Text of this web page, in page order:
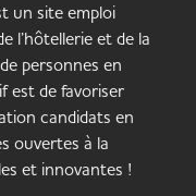
un site emploi
l’hôtellerie et de la
personnes en
est de favoriser
candidats en
ouvertes à la
et innovantes !